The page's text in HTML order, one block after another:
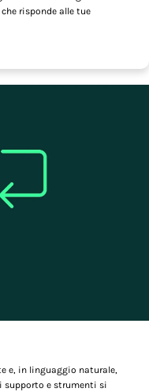
risponde alle tue
e, in linguaggio naturale,
supporto e strumenti si